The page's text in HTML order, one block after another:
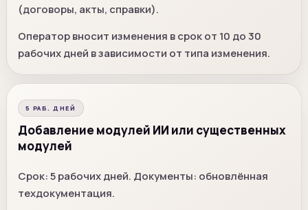
(договоры, акты, справки).
Оператор вносит изменения в срок от 10 до 30
рабочих дней в зависимости от типа изменения.
5 РАБ. ДНЕЙ
Добавление модулей ИИ или существенных
модулей
Срок: 5 рабочих дней. Документы: обновлённая
техдокументация.